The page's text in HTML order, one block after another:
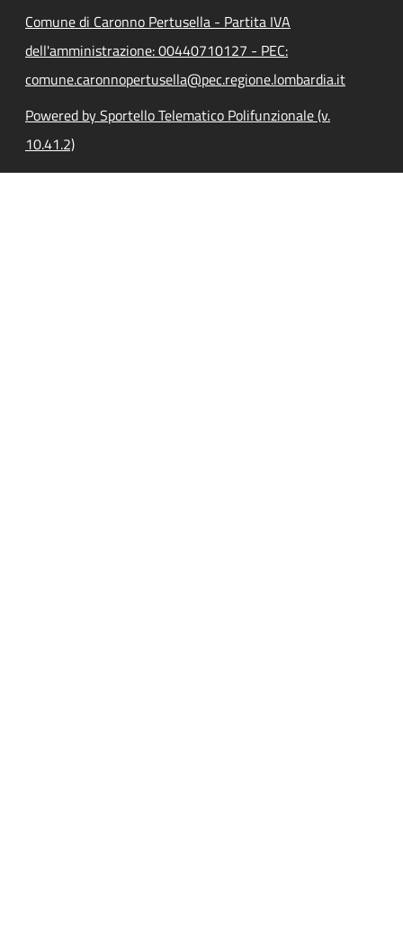
Comune di Caronno Pertusella - Partita IVA
dell'amministrazione: 00440710127 - PEC:
comune.caronnopertusella@pec.regione.lombardia.it
Powered by Sportello Telematico Polifunzionale (v.
10.41.2)